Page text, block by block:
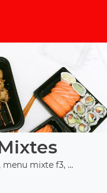
mixte f3, ...